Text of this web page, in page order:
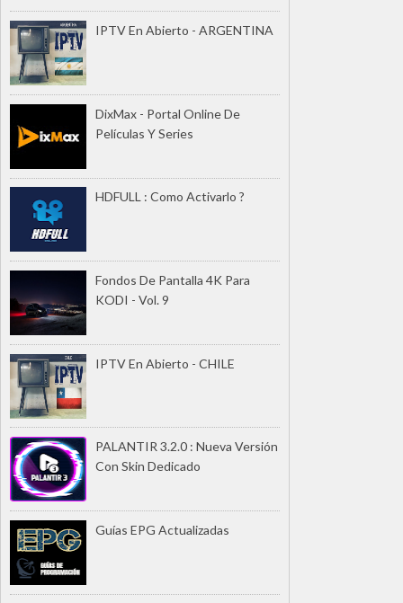
IPTV En Abierto - ARGENTINA
DixMax - Portal Online De
Películas Y Series
HDFULL : Como Activarlo ?
Fondos De Pantalla 4K Para
KODI - Vol. 9
IPTV En Abierto - CHILE
PALANTIR 3.2.0 : Nueva Versión
Con Skin Dedicado
Guías EPG Actualizadas